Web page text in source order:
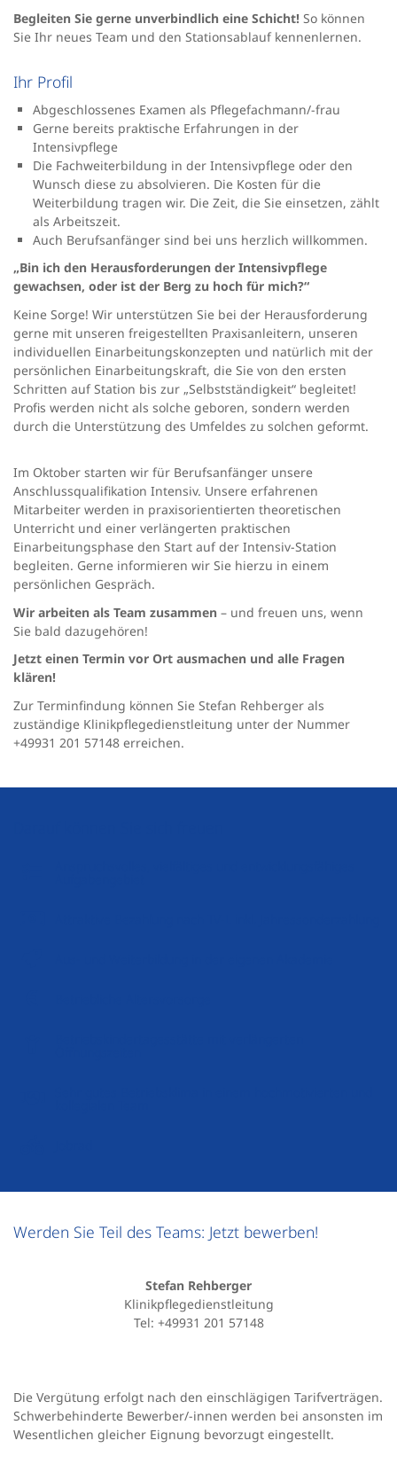
Begleiten Sie gerne unverbindlich eine Schicht! So können
Sie Ihr neues Team und den Stationsablauf kennenlernen.
Ihr Profil
Abgeschlossenes Examen als Pflegefachmann/-frau
Gerne bereits praktische Erfahrungen in der
Intensivpflege
Die Fachweiterbildung in der Intensivpflege oder den
Wunsch diese zu absolvieren. Die Kosten für die
Weiterbildung tragen wir. Die Zeit, die Sie einsetzen, zählt
als Arbeitszeit.
Auch Berufsanfänger sind bei uns herzlich willkommen.
„Bin ich den Herausforderungen der Intensivpflege
gewachsen, oder ist der Berg zu hoch für mich?“
Keine Sorge! Wir unterstützen Sie bei der Herausforderung
gerne mit unseren freigestellten Praxisanleitern, unseren
individuellen Einarbeitungskonzepten und natürlich mit der
persönlichen Einarbeitungskraft, die Sie von den ersten
Schritten auf Station bis zur „Selbstständigkeit“ begleitet!
Profis werden nicht als solche geboren, sondern werden
durch die Unterstützung des Umfeldes zu solchen geformt.
Im Oktober starten wir für Berufsanfänger unsere
Anschlussqualifikation Intensiv. Unsere erfahrenen
Mitarbeiter werden in praxisorientierten theoretischen
Unterricht und einer verlängerten praktischen
Einarbeitungsphase den Start auf der Intensiv-Station
begleiten. Gerne informieren wir Sie hierzu in einem
persönlichen Gespräch.
Wir arbeiten als Team zusammen – und freuen uns, wenn
Sie bald dazugehören!
Jetzt einen Termin vor Ort ausmachen und alle Fragen
klären!
Zur Terminfindung können Sie Stefan Rehberger als
zuständige Klinikpflegedienstleitung unter der Nummer
+49931 201 57148 erreichen.
Werden Sie Teil des Teams: Jetzt bewerben!
Stefan Rehberger
Klinikpflegedienstleitung
Tel: +49931 201 57148
Die Vergütung erfolgt nach den einschlägigen Tarifverträgen.
Schwerbehinderte Bewerber/-innen werden bei ansonsten im
Wesentlichen gleicher Eignung bevorzugt eingestellt.